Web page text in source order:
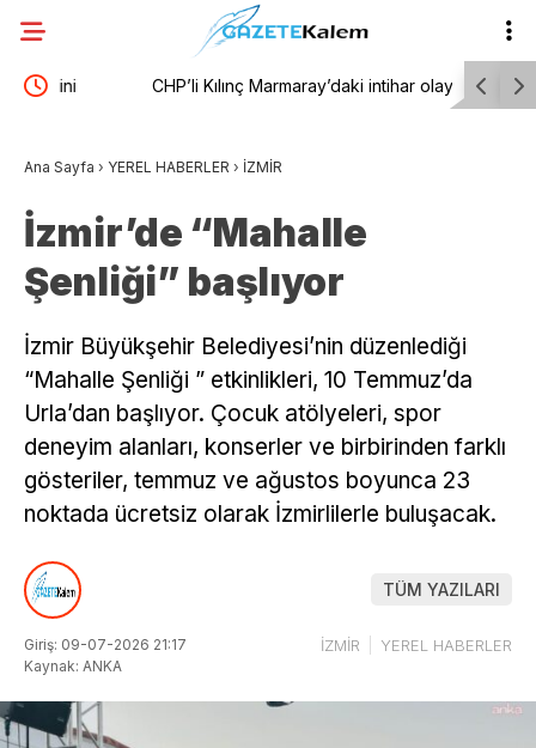
CHP’li Kılınç Marmaray’daki intihar olaylarını TBMM
Ana Sayfa › YEREL HABERLER › İZMİR
İzmir’de “Mahalle
Şenliği” başlıyor
İzmir Büyükşehir Belediyesi’nin düzenlediği
“Mahalle Şenliği ” etkinlikleri, 10 Temmuz’da
Urla’dan başlıyor. Çocuk atölyeleri, spor
deneyim alanları, konserler ve birbirinden farklı
gösteriler, temmuz ve ağustos boyunca 23
noktada ücretsiz olarak İzmirlilerle buluşacak.
TÜM YAZILARI
Giriş: 09-07-2026 21:17
Kaynak: ANKA
İZMİR YEREL HABERLER